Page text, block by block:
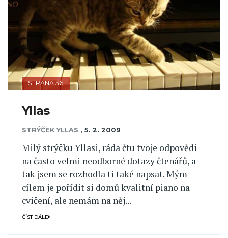
STRANA 36
Yllas
STRÝČEK YLLAS , 5. 2. 2009
Milý strýčku Yllasi, ráda čtu tvoje odpovědi
na často velmi neodborné dotazy čtenářů, a
tak jsem se rozhodla ti také napsat. Mým
cílem je pořídit si domů kvalitní piano na
cvičení, ale nemám na něj...
ČÍST DÁLE